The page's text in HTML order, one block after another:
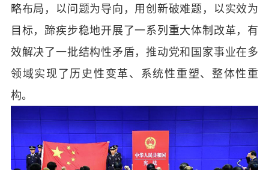
略布局，以问题为导向，用创新破难题，以实效为
目标，蹄疾步稳地开展了一系列重大体制改革，有
效解决了一批结构性矛盾，推动党和国家事业在多
领域实现了历史性变革、系统性重塑、整体性重
构。